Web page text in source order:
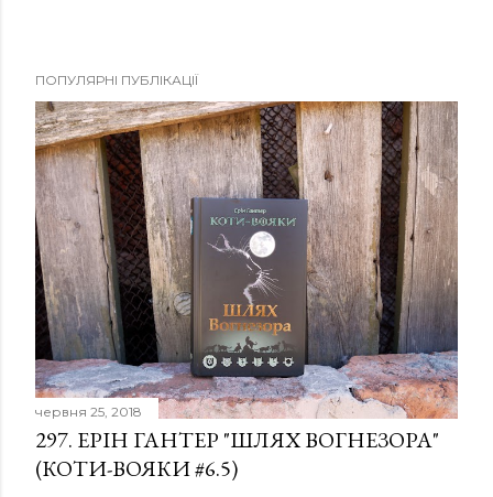
ПОПУЛЯРНІ ПУБЛІКАЦІЇ
червня 25, 2018
297. ЕРІН ГАНТЕР "ШЛЯХ ВОГНЕЗОРА"
(КОТИ-ВОЯКИ #6.5)